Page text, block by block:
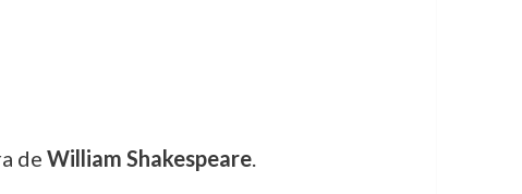
de William Shakespeare.